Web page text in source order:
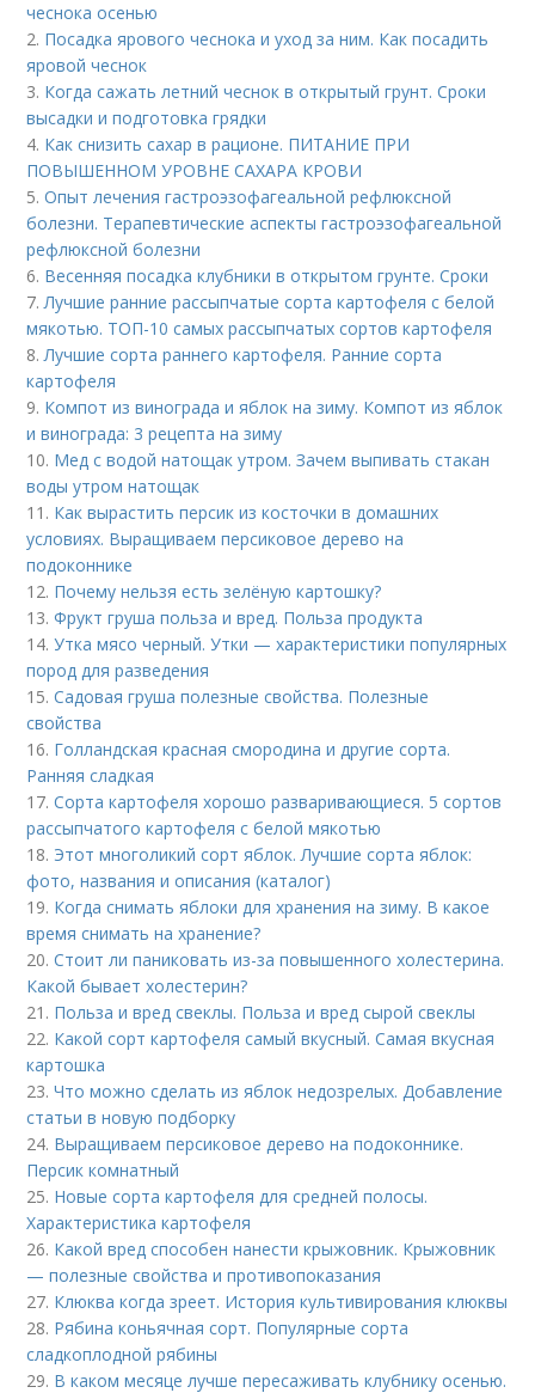
чеснока осенью
2. Посадка ярового чеснока и уход за ним. Как посадить
яровой чеснок
3. Когда сажать летний чеснок в открытый грунт. Сроки
высадки и подготовка грядки
4. Как снизить сахар в рационе. ПИТАНИЕ ПРИ
ПОВЫШЕННОМ УРОВНЕ САХАРА КРОВИ
5.Опыт лечения гастроэзофагеальной рефлюксной
болезни. Терапевтические аспекты гастроэзофагеальной
рефлюксной болезни
6. Весенняя посадка клубники в открытом грунте. Сроки
7.Лучшие ранние рассыпчатые сорта картофеля с белой
мякотью. ТОП-10 самых рассыпчатых сортов картофеля
8.Лучшие сорта раннего картофеля. Ранние сорта
картофеля
9. Компот из винограда и яблок на зиму. Компот из яблок
и винограда: 3 рецепта на зиму
10. Мед с водой натощак утром. Зачем выпивать стакан
воды утром натощак
11. Как вырастить персик из косточки в домашних
условиях. Выращиваем персиковое дерево на
подоконнике
12. Почему нельзя есть зелёную картошку?
13.Фрукт груша польза и вред. Польза продукта
14.Утка мясо черный. Утки — характеристики популярных
пород для разведения
15.Садовая груша полезные свойства. Полезные
свойства
16. Голландская красная смородина и другие сорта.
Ранняя сладкая
17.Сорта картофеля хорошо разваривающиеся. 5 сортов
рассыпчатого картофеля с белой мякотью
18. Этот многоликий сорт яблок. Лучшие сорта яблок:
фото, названия и описания (каталог)
19. Когда снимать яблоки для хранения на зиму. В какое
время снимать на хранение?
20.Стоит ли паниковать из-за повышенного холестерина.
Какой бывает холестерин?
21. Польза и вред свеклы. Польза и вред сырой свеклы
22. Какой сорт картофеля самый вкусный. Самая вкусная
картошка
23.Что можно сделать из яблок недозрелых. Добавление
статьи в новую подборку
24. Выращиваем персиковое дерево на подоконнике.
Персик комнатный
25. Новые сорта картофеля для средней полосы.
Характеристика картофеля
26. Какой вред способен нанести крыжовник. Крыжовник
— полезные свойства и противопоказания
27. Клюква когда зреет. История культивирования клюквы
28. Рябина коньячная сорт. Популярные сорта
сладкоплодной рябины
29. В каком месяце лучше пересаживать клубнику осенью.